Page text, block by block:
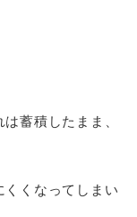
蓄積したまま、
くなってしまい